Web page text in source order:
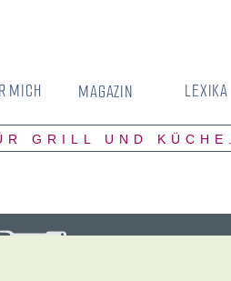
MICH MAGAZIN LEXIKA
GRILL UND KÜCHE.